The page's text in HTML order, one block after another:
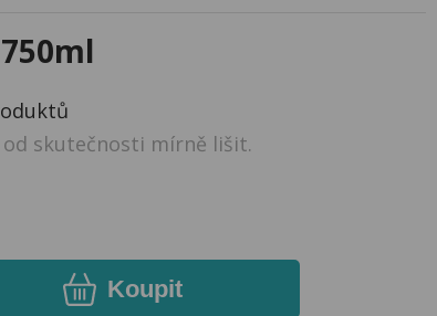
skutečnosti mírně lišit.
Koupit